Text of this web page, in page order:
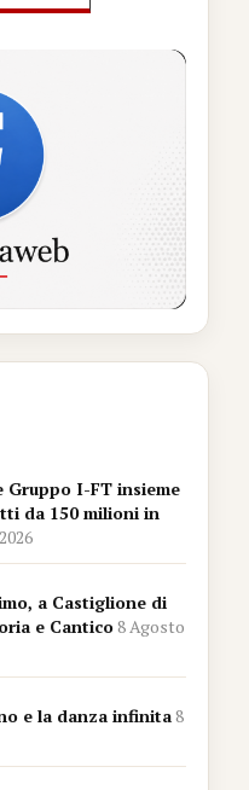
Gruppo I-FT insieme
da 150 milioni in
a Castiglione di
e Cantico8 Agosto
e la danza infinita8